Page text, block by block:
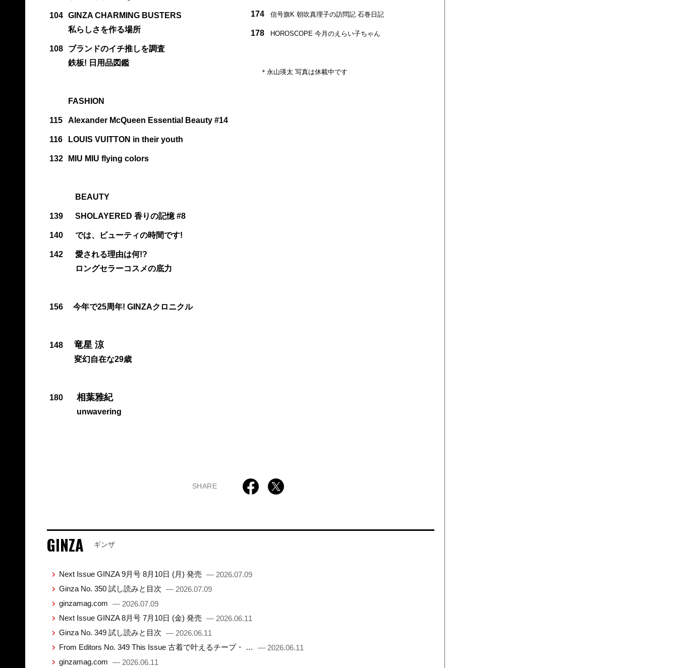
104
GINZA CHARMING BUSTERS
私らしさを作る場所
108
ブランドのイチ推しを調査
鉄板! 日用品図鑑
FASHION
115 Alexander McQueen Essential Beauty #14
116 LOUIS VUITTON in their youth
132 MIU MIU flying colors
BEAUTY
139 SHOLAYERED 香りの記憶 #8
140 では、ビューティの時間です!
142
愛される理由は何!?
ロングセラーコスメの底力
156 今年で25周年! GINZAクロニクル
148 竜星 涼
変幻自在な29歳
180 相葉雅紀
unwavering
174 信号旗K 朝吹真理子の訪問記 石巻日記
178 HOROSCOPE 今月のえらい子ちゃん
＊永山瑛太 写真は休載中です
SHARE
GINZA ギンザ
Next Issue GINZA 9月号 8月10日 (月) 発売 — 2026.07.09
Ginza No. 350 試し読みと目次 — 2026.07.09
ginzamag.com — 2026.07.09
Next Issue GINZA 8月号 7月10日 (金) 発売 — 2026.06.11
Ginza No. 349 試し読みと目次 — 2026.06.11
From Editors No. 349 This Issue 古着で叶えるチープ・ …
— 2026.06.11
ginzamag.com — 2026.06.11